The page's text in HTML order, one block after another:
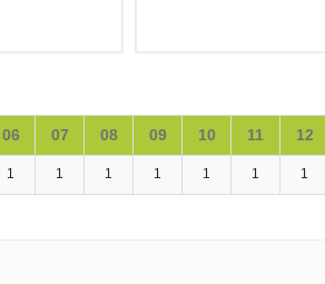
06 07 08 09 10 11 12
1 1 1 1 1 1 1